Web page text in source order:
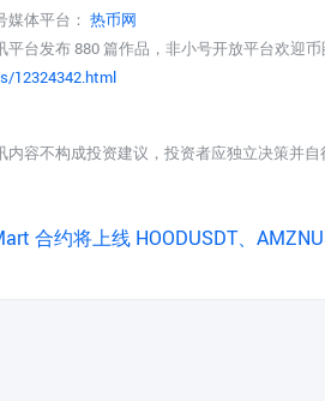
体平台： 热币网
平台发布 880 篇作品，非小号开放平台欢迎
12324342.html
内容不构成投资建议，投资者应独立决策并
合约将上线 HOODUSDT、AMZNUSDT & 12 个永续